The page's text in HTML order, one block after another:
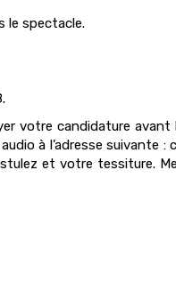
le spectacle.
votre candidature
à l’adresse suivante :
et votre tessiture.